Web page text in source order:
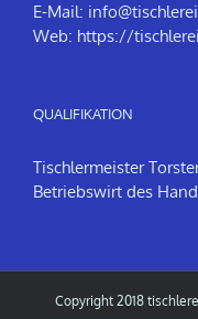
E-Mail:
Web: https://
QUALIFIKATION
Tischlermeister
Betriebswirt des
Copyright 2018